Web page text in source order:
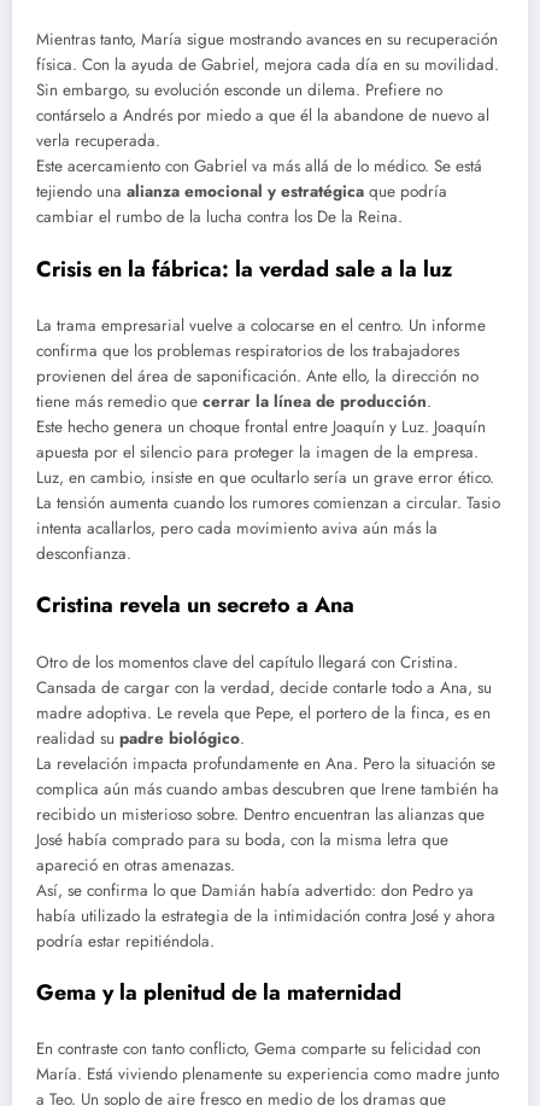
Mientras tanto, María sigue mostrando avances en su recuperación
física. Con la ayuda de Gabriel, mejora cada día en su movilidad.
Sin embargo, su evolución esconde un dilema. Prefiere no
contárselo a Andrés por miedo a que él la abandone de nuevo al
verla recuperada.
Este acercamiento con Gabriel va más allá de lo médico. Se está
tejiendo una alianza emocional y estratégica que podría
cambiar el rumbo de la lucha contra los De la Reina.
Crisis en la fábrica: la verdad sale a la luz
La trama empresarial vuelve a colocarse en el centro. Un informe
confirma que los problemas respiratorios de los trabajadores
provienen del área de saponificación. Ante ello, la dirección no
tiene más remedio que cerrar la línea de producción.
Este hecho genera un choque frontal entre Joaquín y Luz. Joaquín
apuesta por el silencio para proteger la imagen de la empresa.
Luz, en cambio, insiste en que ocultarlo sería un grave error ético.
La tensión aumenta cuando los rumores comienzan a circular. Tasio
intenta acallarlos, pero cada movimiento aviva aún más la
desconfianza.
Cristina revela un secreto a Ana
Otro de los momentos clave del capítulo llegará con Cristina.
Cansada de cargar con la verdad, decide contarle todo a Ana, su
madre adoptiva. Le revela que Pepe, el portero de la finca, es en
realidad su padre biológico.
La revelación impacta profundamente en Ana. Pero la situación se
complica aún más cuando ambas descubren que Irene también ha
recibido un misterioso sobre. Dentro encuentran las alianzas que
José había comprado para su boda, con la misma letra que
apareció en otras amenazas.
Así, se confirma lo que Damián había advertido: don Pedro ya
había utilizado la estrategia de la intimidación contra José y ahora
podría estar repitiéndola.
Gema y la plenitud de la maternidad
En contraste con tanto conflicto, Gema comparte su felicidad con
María. Está viviendo plenamente su experiencia como madre junto
a Teo. Un soplo de aire fresco en medio de los dramas que